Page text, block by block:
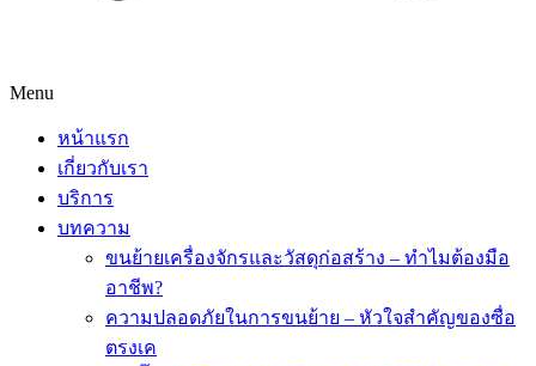
Menu
หน้าแรก
เกี่ยวกับเรา
บริการ
บทความ
ขนย้ายเครื่องจักรและวัสดุก่อสร้าง – ทำไมต้องมือ
อาชีพ?
ความปลอดภัยในการขนย้าย – หัวใจสำคัญของซื่อ
ตรงเค